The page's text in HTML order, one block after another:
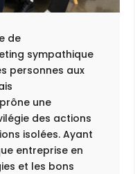
de
sympathique
personnes aux
une
des actions
isolées. Ayant
entreprise en
et les bons